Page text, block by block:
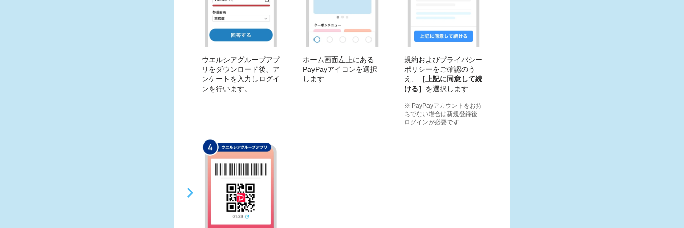
ウエルシアグループアプ
リをダウンロード後、ア
ンケートを入力しログイ
ンを行います。
ホーム画面左上にある
PayPayアイコンを選択
します
規約およびプライバシー
ポリシーをご確認のう
え、
［上記に同意して続
ける］ を選択します
※ PayPayアカウントをお持
ちでない場合は新規登録後
ログインが必要です